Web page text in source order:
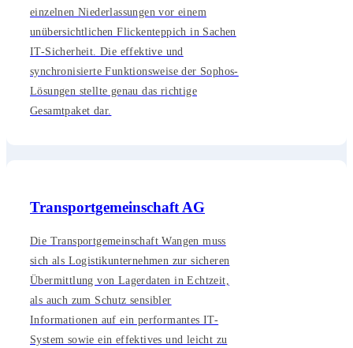
einzelnen Niederlassungen vor einem
unübersichtlichen Flickenteppich in Sachen
IT-Sicherheit. Die effektive und
synchronisierte Funktionsweise der Sophos-
Lösungen stellte genau das richtige
Gesamtpaket dar.
Transportgemeinschaft AG
Die Transportgemeinschaft Wangen muss
sich als Logistikunternehmen zur sicheren
Übermittlung von Lagerdaten in Echtzeit,
als auch zum Schutz sensibler
Informationen auf ein performantes IT-
System sowie ein effektives und leicht zu